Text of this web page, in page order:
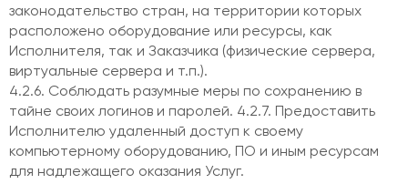
законодательство стран, на территории которых
расположено оборудование или ресурсы, как
Исполнителя, так и Заказчика (физические сервера,
виртуальные сервера и т.п.).
4.2.6. Соблюдать разумные меры по сохранению в
тайне своих логинов и паролей. 4.2.7. Предоставить
Исполнителю удаленный доступ к своему
компьютерному оборудованию, ПО и иным ресурсам
для надлежащего оказания Услуг.